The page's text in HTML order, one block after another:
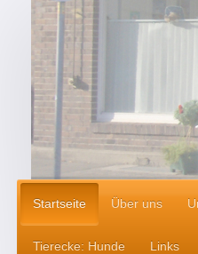
Startseite Über uns
Tierecke: Hunde Links